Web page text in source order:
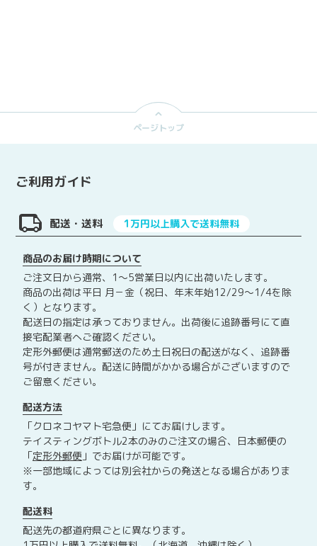
ページトップ
ご利用ガイド
配送・送料 1万円以上購入で送料無料
商品のお届け時期について
ご注文日から通常、1～5営業日以内に出荷いたします。
商品の出荷は平日 月－金（祝日、年末年始12/29～1/4を除
く）となります。
配送日の指定は承っておりません。出荷後に追跡番号にて直
接宅配業者へご確認ください。
定形外郵便は通常郵送のため土日祝日の配送がなく、追跡番
号が付きません。配送に時間がかかる場合がございますので
ご留意ください。
配送方法
「クロネコヤマト宅急便」にてお届けします。
テイスティングボトル2本のみのご注文の場合、日本郵便の
「定形外郵便 」でお届けが可能です。
※一部地域によっては別会社からの発送となる場合がありま
す。
配送料
配送先の都道府県ごとに異なります。